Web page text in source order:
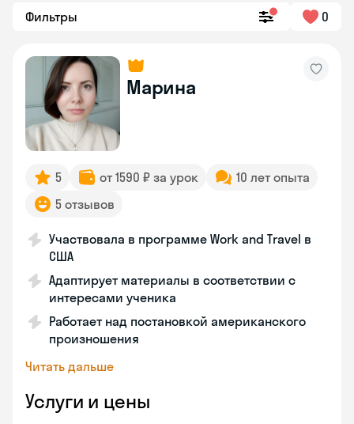
Фильтры 0
Марина
5 от 1590 ₽ за урок
10 лет опыта
5 отзывов
Участвовала в программе Work and Travel в
США
Адаптирует материалы в соответствии с
интересами ученика
Работает над постановкой американского
произношения
Читать дальше
Услуги и цены